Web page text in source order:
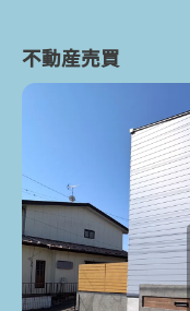
不動産売買